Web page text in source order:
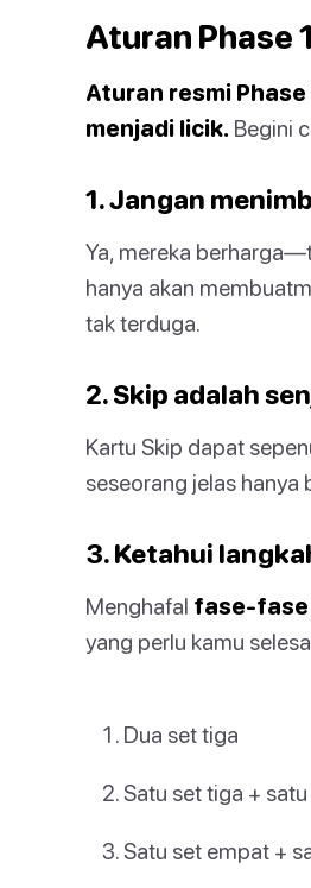
Aturan Phase
Aturan resmi
menjadi licik. Begini
1. Jangan
Ya, mereka
hanya akan
tak terduga.
2. Skip adalah
Kartu Skip dapat
seseorang jelas hanya
3. Ketahui
Menghafal fase-fase
yang perlu kamu
Dua set tiga
Satu set tiga +
Satu set empat +